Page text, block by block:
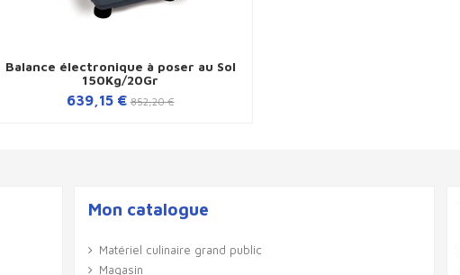
Balance électronique à poser au Sol
150Kg/20Gr
639,15 € 852,20 €
Mon catalogue
Matériel culinaire grand public
Magasin